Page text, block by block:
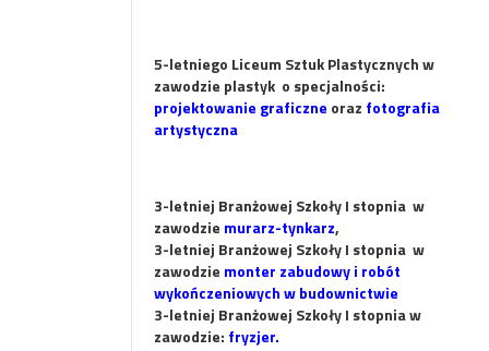
5-letniego Liceum Sztuk Plastycznych w
zawodzie plastyk o specjalności:
projektowanie graficzne oraz fotografia
artystyczna
3-letniej Branżowej Szkoły I stopnia w
zawodzie murarz-tynkarz,
3-letniej Branżowej Szkoły I stopnia w
zawodzie monter zabudowy i robót
wykończeniowych w budownictwie
3-letniej Branżowej Szkoły I stopniaw
zawodzie: fryzjer.